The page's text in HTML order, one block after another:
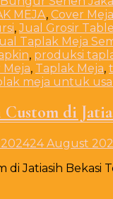
MEJA, Cover Meja
,Jual Grosir
Taplak Meja
, produksi
, Taplak Meja,
meja untuk
di
24 August
di Jatiasih